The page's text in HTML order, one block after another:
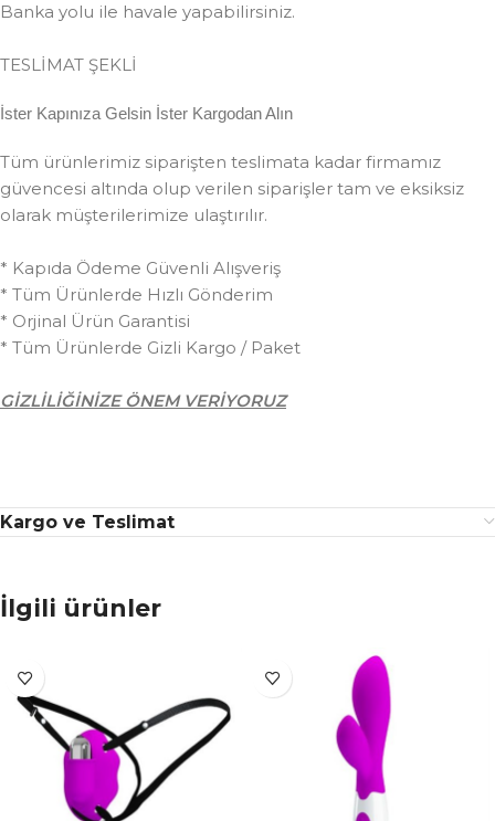
Banka yolu ile havale yapabilirsiniz.
TESLİMAT ŞEKLİ
İster Kapınıza Gelsin İster Kargodan Alın
Tüm ürünlerimiz siparişten teslimata kadar firmamız
güvencesi altında olup verilen siparişler tam ve eksiksiz
olarak müşterilerimize ulaştırılır.
* Kapıda Ödeme Güvenli Alışveriş
* Tüm Ürünlerde Hızlı Gönderim
* Orjinal Ürün Garantisi
* Tüm Ürünlerde Gizli Kargo / Paket
GİZLİLİĞİNİZE ÖNEM VERİYORUZ
Kargo ve Teslimat
İlgili ürünler